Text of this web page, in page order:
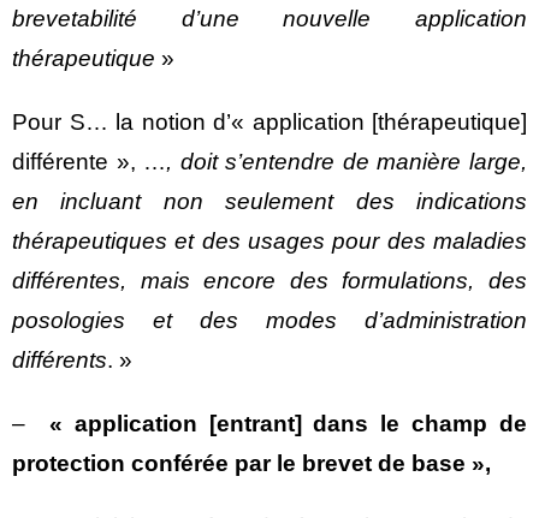
brevetabilité d’une nouvelle application
thérapeutique »
Pour S… la notion d’« application [thérapeutique]
différente », …, doit s’entendre de manière large,
en incluant non seulement des indications
thérapeutiques et des usages pour des maladies
différentes, mais encore des formulations, des
posologies et des modes d’administration
différents. »
– « application [entrant] dans le champ de
protection conférée par le brevet de base »,